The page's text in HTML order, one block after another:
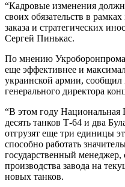
“Кадровые изменения
своих обязательств в
заказа и стратегических
Сергей Пинькас.
По мнению
еще эффективнее и
украинской армии, сообщил
генерального директора
“В этом году
десять танков Т-64 и два
отгрузят еще три единицы
способно работать
государственный менеджер,
производства завода на
новых танков.